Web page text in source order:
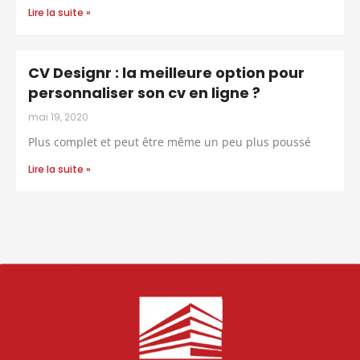
Lire la suite »
CV Designr : la meilleure option pour
personnaliser son cv en ligne ?
mai 19, 2020
Plus complet et peut être même un peu plus poussé
Lire la suite »